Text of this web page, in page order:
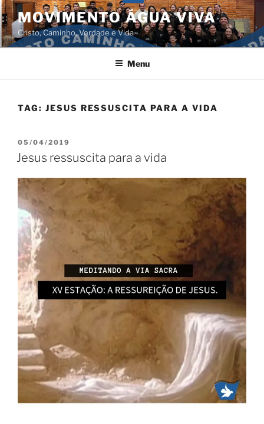
Pular
para
o
conteúdo
MOVIMENTO ÁGUA VIVA
Cristo, Caminho, Verdade e Vida
Menu
TAG: JESUS RESSUSCITA PARA A VIDA
PUBLICADO
EM
05/04/2019
Jesus ressuscita para a vida